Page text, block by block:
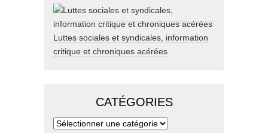
Luttes sociales et syndicales, information
critique et chroniques acérées
CATÉGORIES